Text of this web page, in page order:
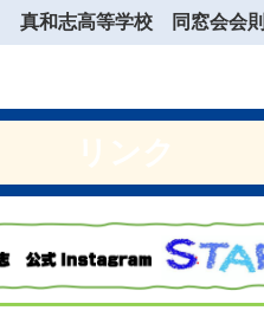
真和志高等学校 同窓会会則